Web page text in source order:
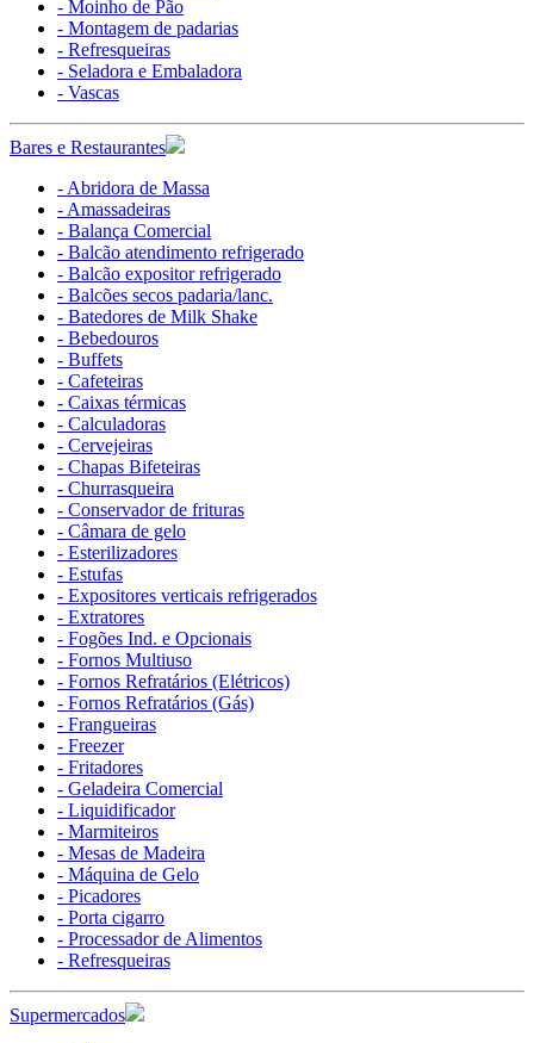
- Moinho de Pão
- Montagem de padarias
- Refresqueiras
- Seladora e Embaladora
- Vascas
Bares e Restaurantes
- Abridora de Massa
- Amassadeiras
- Balança Comercial
- Balcão atendimento refrigerado
- Balcão expositor refrigerado
- Balcões secos padaria/lanc.
- Batedores de Milk Shake
- Bebedouros
- Buffets
- Cafeteiras
- Caixas térmicas
- Calculadoras
- Cervejeiras
- Chapas Bifeteiras
- Churrasqueira
- Conservador de frituras
- Câmara de gelo
- Esterilizadores
- Estufas
- Expositores verticais refrigerados
- Extratores
- Fogões Ind. e Opcionais
- Fornos Multiuso
- Fornos Refratários (Elétricos)
- Fornos Refratários (Gás)
- Frangueiras
- Freezer
- Fritadores
- Geladeira Comercial
- Liquidificador
- Marmiteiros
- Mesas de Madeira
- Máquina de Gelo
- Picadores
- Porta cigarro
- Processador de Alimentos
- Refresqueiras
Supermercados